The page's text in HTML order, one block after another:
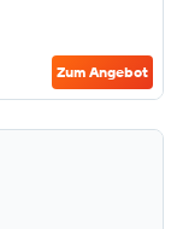
Zum Angebot